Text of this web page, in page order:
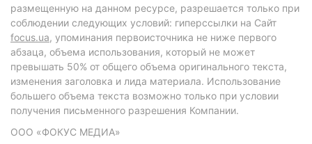
размещенную на данном ресурсе, разрешается только при
соблюдении следующих условий: гиперссылки на Сайт
focus.ua, упоминания первоисточника не ниже первого
абзаца, объема использования, который не может
превышать 50% от общего объема оригинального текста,
изменения заголовка и лида материала. Использование
большего объема текста возможно только при условии
получения письменного разрешения Компании.
ООО «ФОКУС МЕДИА»